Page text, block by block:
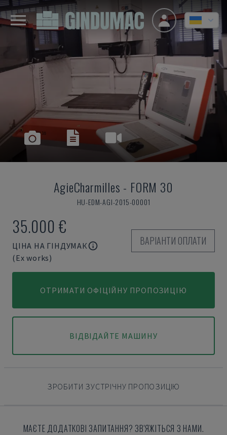
AgieCharmilles - FORM 30
HU-EDM-AGI-2015-00001
35.000 €
ЦІНА НА ГІНДУМАК
(Ex works)
ВАРІАНТИ ОПЛАТИ
ОТРИМАТИ ОФІЦІЙНУ ПРОПОЗИЦІЮ
ВІДВІДАЙТЕ МАШИНУ
ЗРОБИТИ ЗУСТРІЧНУ ПРОПОЗИЦІЮ
МАЄТЕ ДОДАТКОВІ ЗАПИТАННЯ? ЗВ'ЯЖІТЬСЯ З НАМИ.